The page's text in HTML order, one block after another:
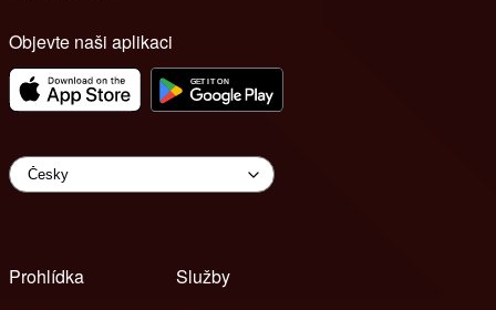
Objevte naši aplikaci
Prohlídka
Služby